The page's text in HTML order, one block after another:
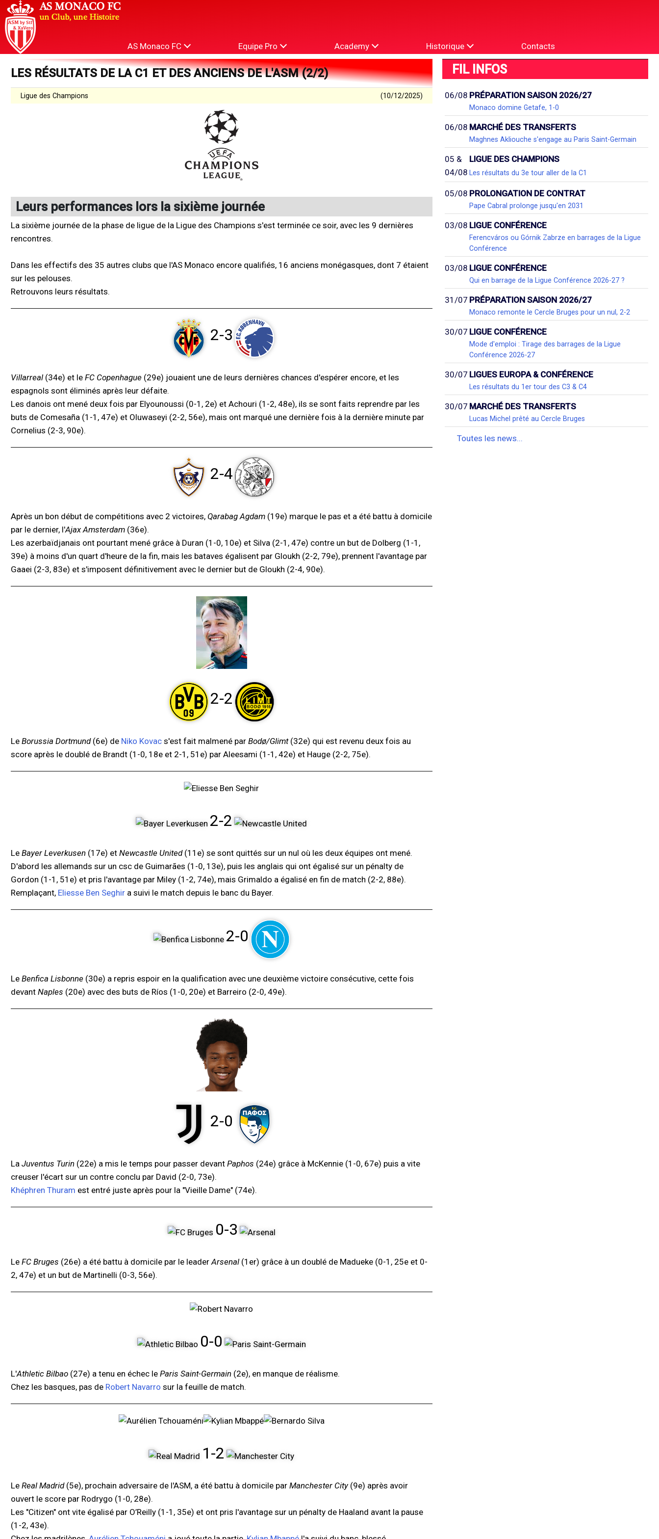
AS Monaco FC Equipe Pro Academy Historique Contacts
LES RÉSULTATS DE LA C1 ET DES ANCIENS DE L'ASM (2/2)
Ligue des Champions (10/12/2025)
Leurs performances lors la sixième journée
La sixième journée de la phase de ligue de la Ligue des Champions s'est terminée ce soir, avec les 9 dernières
rencontres.
Dans les effectifs des 35 autres clubs que l'AS Monaco encore qualifiés, 16 anciens monégasques, dont 7 étaient
sur les pelouses.
Retrouvons leurs résultats.
2-3
Villarreal (34e) et le FC Copenhague (29e) jouaient une de leurs dernières chances d'espérer encore, et les
espagnols sont éliminés après leur défaite.
Les danois ont mené deux fois par Elyounoussi (0-1, 2e) et Achouri (1-2, 48e), ils se sont faits reprendre par les
buts de Comesaña (1-1, 47e) et Oluwaseyi (2-2, 56e), mais ont marqué une dernière fois à la dernière minute par
Cornelius (2-3, 90e).
2-4
Après un bon début de compétitions avec 2 victoires, Qarabag Agdam (19e) marque le pas et a été battu à domicile
par le dernier, l'Ajax Amsterdam (36e).
Les azerbaïdjanais ont pourtant mené grâce à Duran (1-0, 10e) et Silva (2-1, 47e) contre un but de Dolberg (1-1,
39e) à moins d'un quart d'heure de la fin, mais les bataves égalisent par Gloukh (2-2, 79e), prennent l'avantage par
Gaaei (2-3, 83e) et s'imposent définitivement avec le dernier but de Gloukh (2-4, 90e).
2-2
Le Borussia Dortmund(6e) de Niko Kovac s'est fait malmené par Bodø/Glimt(32e) qui est revenu deux fois au
score après le doublé de Brandt (1-0, 18e et 2-1, 51e) par Aleesami (1-1, 42e) et Hauge (2-2, 75e).
2-2
Le Bayer Leverkusen (17e) et Newcastle United(11e) se sont quittés sur un nul où les deux équipes ont mené.
D'abord les allemands sur un csc de Guimarães (1-0, 13e), puis les anglais qui ont égalisé sur un pénalty de
Gordon (1-1, 51e) et pris l'avantage par Miley (1-2, 74e), mais Grimaldo a égalisé en fin de match (2-2, 88e).
Remplaçant, Eliesse Ben Seghir a suivi le match depuis le banc du Bayer.
2-0
Le Benfica Lisbonne (30e) a repris espoir en la qualification avec une deuxième victoire consécutive, cette fois
devant Naples (20e) avec des buts de Ríos (1-0, 20e) et Barreiro (2-0, 49e).
2-0
La Juventus Turin (22e) a mis le temps pour passer devant Paphos (24e) grâce à McKennie (1-0, 67e) puis a vite
creuser l'écart sur un contre conclu par David (2-0, 73e).
Khéphren Thuram est entré juste après pour la "Vieille Dame" (74e).
0-3
Le FC Bruges (26e) a été battu à domicile par le leaderArsenal (1er) grâce à un doublé de Madueke (0-1, 25e et 0-
2, 47e) et un but de Martinelli (0-3, 56e).
0-0
L'Athletic Bilbao (27e) a tenu en échec le Paris Saint-Germain (2e), en manque de réalisme.
Chez les basques, pas de Robert Navarro sur la feuille de match.
1-2
Le Real Madrid(5e), prochain adversaire de l'ASM, a été battu à domicile par Manchester City(9e) après avoir
ouvert le score par Rodrygo (1-0, 28e).
Les "Citizen" ont vite égalisé par O’Reilly (1-1, 35e) et ont pris l'avantage sur un pénalty de Haaland avant la pause
(1-2, 43e).
FIL INFOS
06/08 PRÉPARATION SAISON 2026/27
Monaco domine Getafe, 1-0
06/08 MARCHÉ DES TRANSFERTS
Maghnes Akliouche s'engage au Paris Saint-Germain
05 &
04/08
LIGUE DES CHAMPIONS
Les résultats du 3e tour aller de la C1
05/08 PROLONGATION DE CONTRAT
Pape Cabral prolonge jusqu'en 2031
03/08 LIGUE CONFÉRENCE
Ferencváros ou Górnik Zabrze en barrages de la Ligue
Conférence
03/08 LIGUE CONFÉRENCE
Qui en barrage de la Ligue Conférence 2026-27 ?
31/07 PRÉPARATION SAISON 2026/27
Monaco remonte le Cercle Bruges pour un nul, 2-2
30/07 LIGUE CONFÉRENCE
Mode d'emploi : Tirage des barrages de la Ligue
Conférence 2026-27
30/07 LIGUES EUROPA & CONFÉRENCE
Les résultats du 1er tour des C3 & C4
30/07 MARCHÉ DES TRANSFERTS
Lucas Michel prêté au Cercle Bruges
Toutes les news...